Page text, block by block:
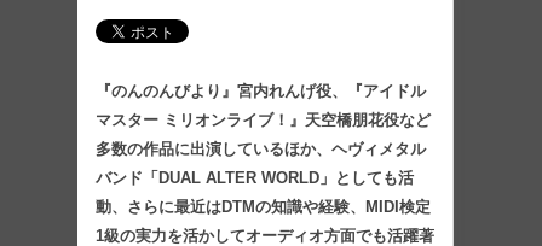
『のんのんびより』宮内れんげ役、『アイドル
マスター ミリオンライブ！』天空橋朋花役など
多数の作品に出演しているほか、ヘヴィメタル
バンド「DUAL ALTER WORLD」としても活
動、さらに最近はDTMの知識や経験、MIDI検定
1級の実力を活かしてオーディオ方面でも活躍著